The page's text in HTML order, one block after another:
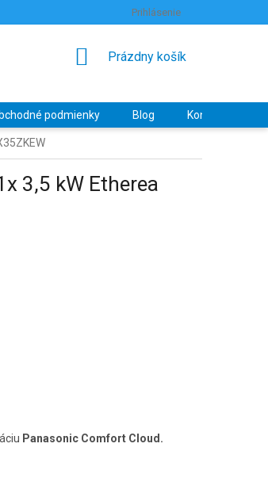
HODNOTENIE OBCHODU
Prihlásenie
NÁKUPNÝ
Prázdny košík
podmienky Blog Kontakty
3,5 kW Etherea
Panasonic Comfort Cloud.